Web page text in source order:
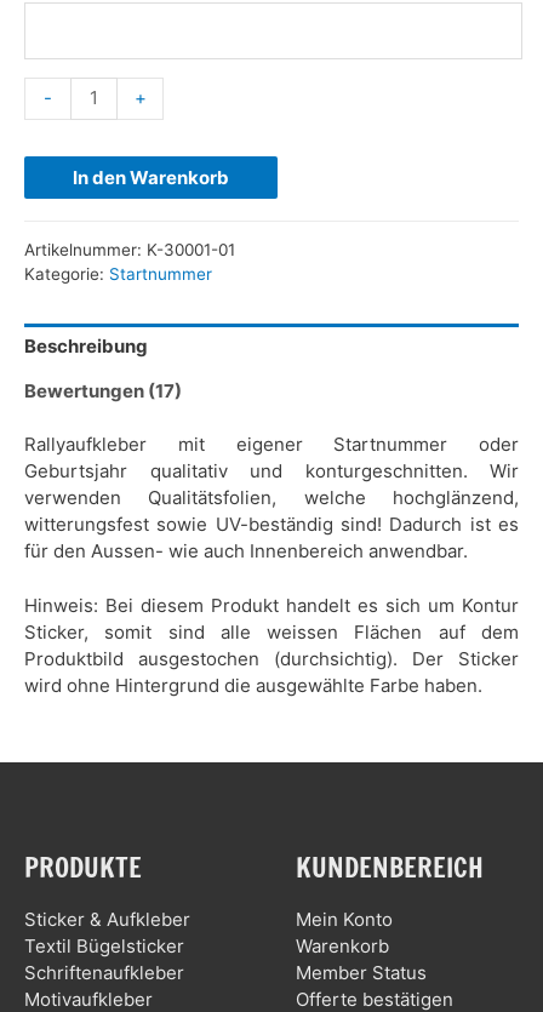
- +
In den Warenkorb
Artikelnummer: K-30001-01
Kategorie: Startnummer
Beschreibung
Bewertungen (17)
Rallyaufkleber mit eigener Startnummer oder
Geburtsjahr qualitativ und konturgeschnitten. Wir
verwenden Qualitätsfolien, welche hochglänzend,
witterungsfest sowie UV-beständig sind! Dadurch ist es
für den Aussen- wie auch Innenbereich anwendbar.
Hinweis: Bei diesem Produkt handelt es sich um Kontur
Sticker, somit sind alle weissen Flächen auf dem
Produktbild ausgestochen (durchsichtig). Der Sticker
wird ohne Hintergrund die ausgewählte Farbe haben.
PRODUKTE
Sticker & Aufkleber
Textil Bügelsticker
Schriftenaufkleber
Motivaufkleber
KUNDENBEREICH
Mein Konto
Warenkorb
Member Status
Offerte bestätigen